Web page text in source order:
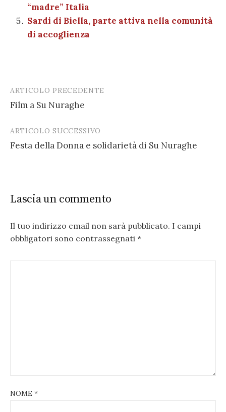
“madre” Italia
Sardi di Biella, parte attiva nella comunità
di accoglienza
Post
navigation
ARTICOLO PRECEDENTE
Film a Su Nuraghe
ARTICOLO SUCCESSIVO
Festa della Donna e solidarietà di Su Nuraghe
Lascia un commento
Il tuo indirizzo email non sarà pubblicato. I campi
obbligatori sono contrassegnati *
NOME *